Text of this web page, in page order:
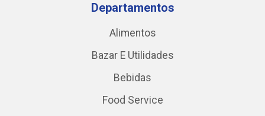
Departamentos
Alimentos
Bazar E Utilidades
Bebidas
Food Service